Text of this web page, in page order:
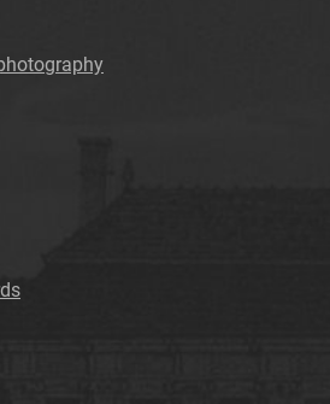
1976
: Organ Samorządu
: Organ Samorządu
: Organ Samorządu
Azotowych im.
: Organ Samorządu
Azotowych im.